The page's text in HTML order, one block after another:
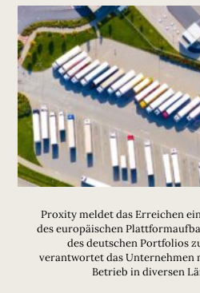
Proxity meldet das Erreichen
des europäischen
des deutschen Portfolios
verantwortet das Unternehmen
Betrieb in diversen